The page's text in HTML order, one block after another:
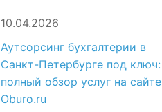
10.04.2026
Аутсорсинг бухгалтерии в
Санкт-Петербурге под ключ:
полный обзор услуг на сайте
Oburo.ru